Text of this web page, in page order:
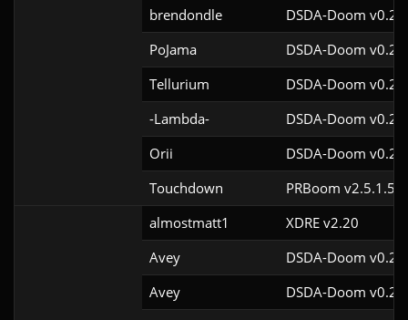
brendondle
DSDA-Doom
PoJama
DSDA-Doom
Tellurium
DSDA-Doom
-Lambda-
DSDA-Doom
Orii
DSDA-Doom
Touchdown
PRBoom
almostmatt1
XDRE v2.20
Avey
DSDA-Doom
Avey
DSDA-Doom